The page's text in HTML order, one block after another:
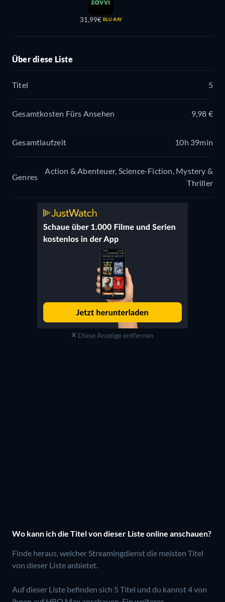
31,99€ BLU-RAY
Über diese Liste
Titel 5
Gesamtkosten Fürs Ansehen 9,98 €
Gesamtlaufzeit 10h 39min
Genres
Action & Abenteuer, Science-Fiction, Mystery &
Thriller
Diese Anzeige entfernen
Wo kann ich die Titel von dieser Liste online anschauen?
Finde heraus, welcher Streamingdienst die meisten Titel
von dieser Liste anbietet.
Auf dieser Liste befinden sich 5 Titel und du kannst 4 von